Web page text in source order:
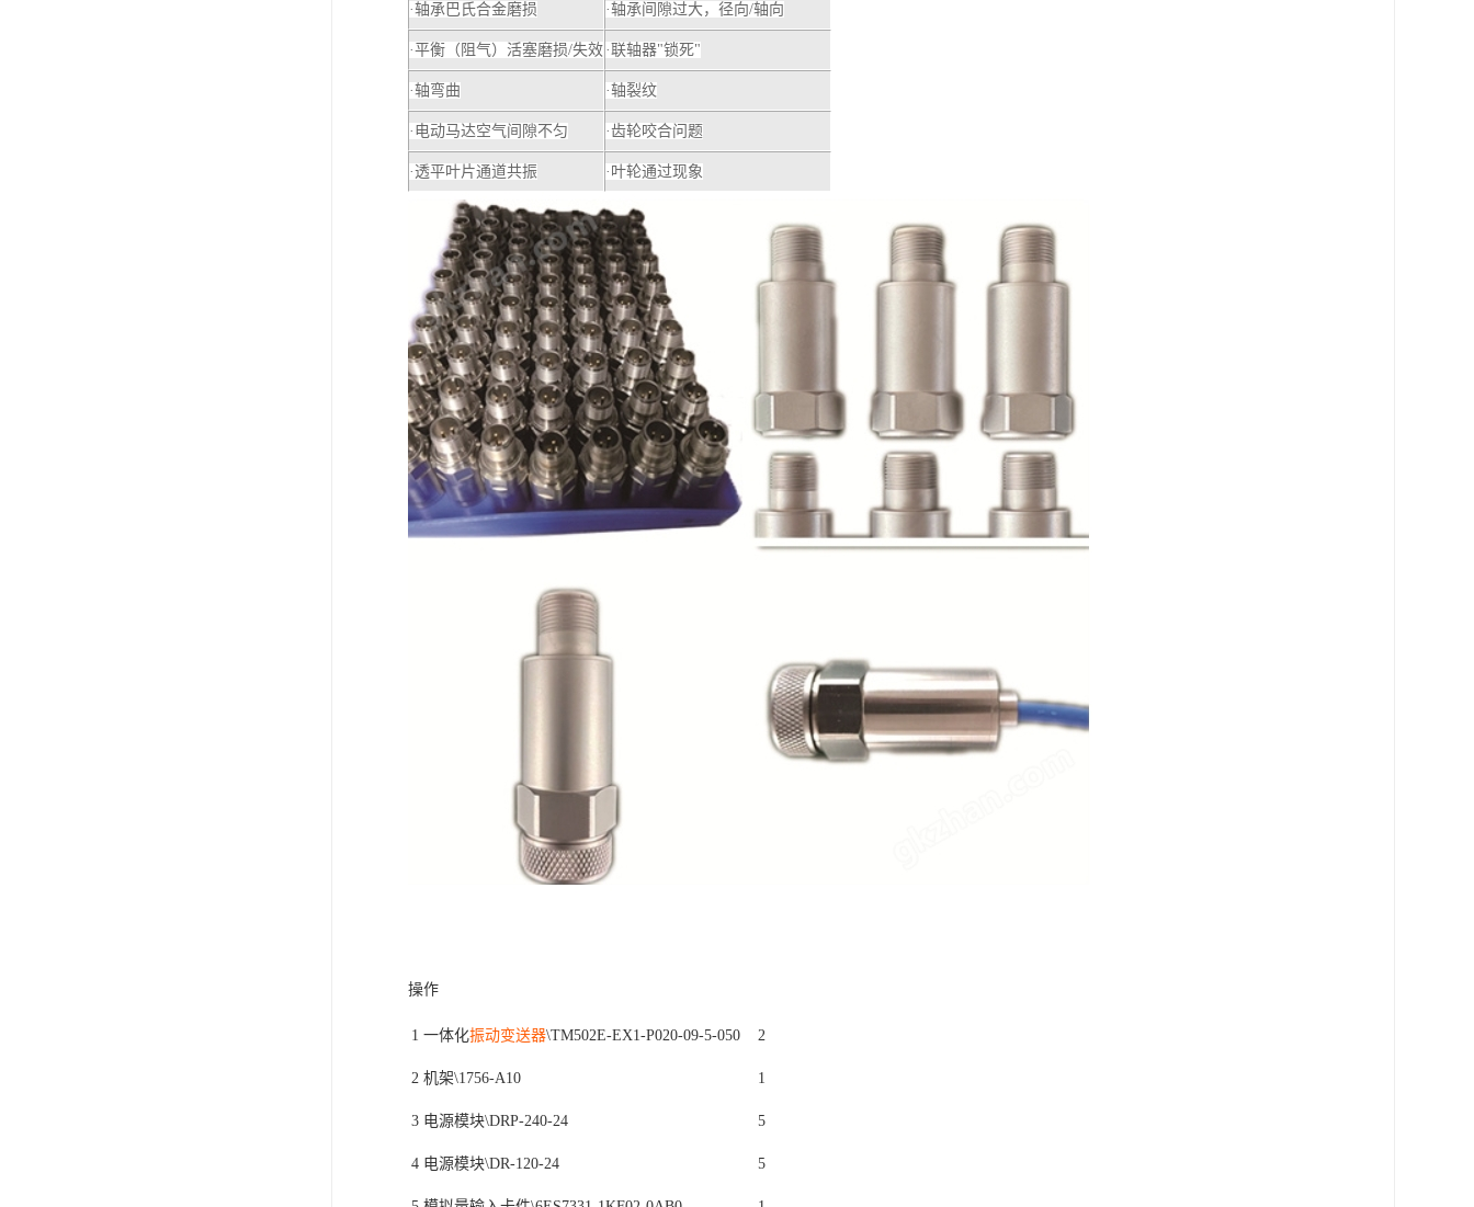
·轴承巴氏合金磨损 ·轴承间隙过大，径向/轴向
·平衡（阻气）活塞磨损/失效 ·联轴器"锁死"
·轴弯曲 ·轴裂纹
·电动马达空气间隙不匀 ·齿轮咬合问题
·透平叶片通道共振 ·叶轮通过现象
操作
1 一体化振动变送器\TM502E-EX1-P020-09-5-050 2
2 机架\1756-A10 1
3 电源模块\DRP-240-24 5
4 电源模块\DR-120-24 5